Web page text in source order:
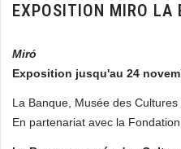
EXPOSITION MIRO LA
Miró
Exposition jusqu'au 24
La Banque, Musée des
En partenariat avec la